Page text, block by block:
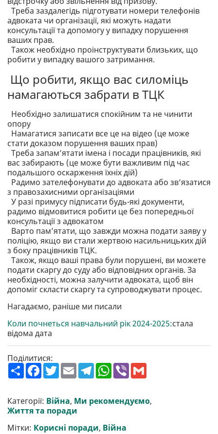
Треба заздалегідь підготувати номери телефонів
адвоката чи організації, які можуть надати
консультації та допомогу у випадку порушення
ваших прав.
Також необхідно проінструктувати близьких, що
робити у випадку вашого затримання.
Що робити, якщо вас силоміць
намагаються забрати в ТЦК
Необхідно залишатися спокійним та не чинити
опору
Намагатися записати все це на відео (це може
стати доказом порушення ваших прав)
Треба запам’ятати імена і посади працівників, які
вас забирають (це може бути важливим під час
подальшого оскарження їхніх дій)
Радимо зателефонувати до адвоката або зв’язатися
з правозахисними організаціями
У разі примусу підписати будь-які документи,
радимо відмовитися робити це без попередньої
консультації з адвокатом
Варто пам’ятати, що завжди можна подати заяву у
поліцію, якщо ви стали жертвою насильницьких дій
з боку працівників ТЦК.
Також, якщо ваші права були порушені, ви можете
подати скаргу до суду або відповідних органів. За
необхідності, можна залучити адвоката, щоб він
допоміг скласти скаргу та супроводжувати процес.
Нагадаємо, раніше ми писали
Коли почнеться навчальний рік 2024-2025:стала
відома дата
Поділитися:
П
о
р
и
т
F
a
b
o
o
T
w
t
e
r
E
m
l
T
e
g
r
W
h
s
A
p
V
r l
Категорії: Війна, Ми рекомендуємо,
Життя та поради
Мітки: Корисні поради, Війна